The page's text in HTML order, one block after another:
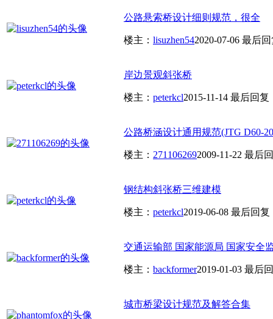
公路悬索桥设计细则规范，很全
楼主： lisuzhen542020-07-06 最后
岸边景观斜张桥
楼主： peterkcl2015-11-14 最后回复
公路桥涵设计通用规范(JTG D60-
楼主： 2711062692009-11-22 最后
钢结构斜张桥三维建模
楼主： peterkcl2019-06-08 最后回复
交通运输部 国家能源局 国家安全
楼主： backformer2019-01-03 最后
城市桥梁设计规范及解答合集